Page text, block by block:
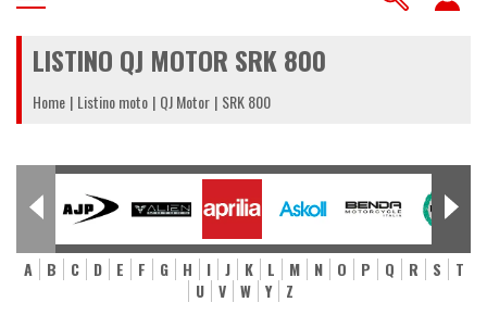
LISTINO QJ MOTOR SRK 800
Home Listino moto QJ Motor SRK 800
A B C D E F G H I J K L M N O P Q R S
T
U
V W Y Z